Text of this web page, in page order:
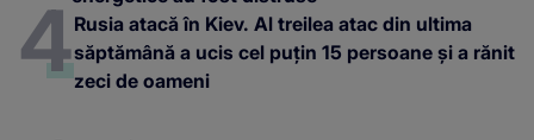
Rusia atacă în Kiev. Al treilea atac din ultima
săptămână a ucis cel puțin 15 persoane și a rănit
zeci de oameni